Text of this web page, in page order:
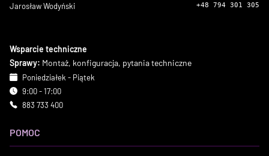
Jarosław Wodyński +48 794 301 305
Wsparcie techniczne
Sprawy: Montaż, konfiguracja, pytania techniczne
Poniedziałek - Piątek
9:00 - 17:00
883 733 400
POMOC